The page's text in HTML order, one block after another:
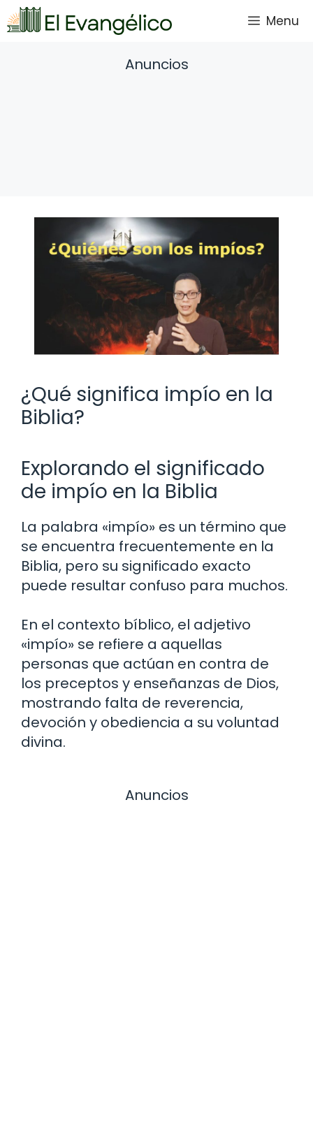
Saltar
al
Menu
Anuncios
¿Qué significa impío en la
Biblia?
Explorando el significado
de impío en la Biblia
La palabra «impío» es un término que
se encuentra frecuentemente en la
Biblia, pero su significado exacto
puede resultar confuso para muchos.
En el contexto bíblico, el adjetivo
«impío» se refiere a aquellas
personas que actúan en contra de
los preceptos y enseñanzas de Dios,
mostrando falta de reverencia,
devoción y obediencia a su voluntad
divina.
Anuncios